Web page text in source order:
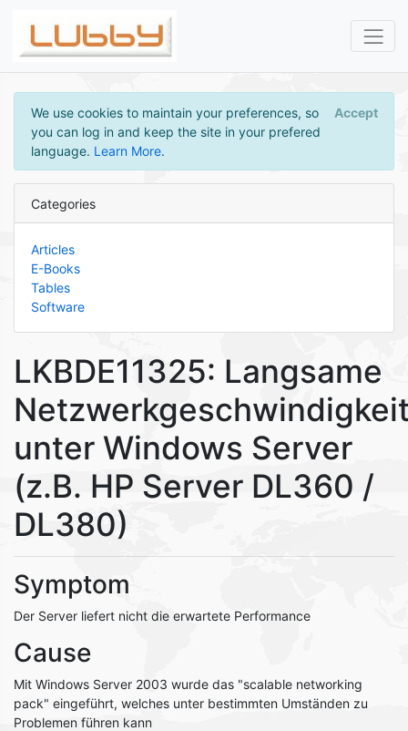
We use cookies to maintain your preferences, so
you can log in and keep the site in your prefered
language. Learn More.
Accept
Categories
Articles
E-Books
Tables
Software
LKBDE11325: Langsame
unter Windows Server
(z.B. HP Server DL360 /
DL380)
Symptom
Der Server liefert nicht die erwartete Performance
Cause
Mit Windows Server 2003 wurde das "scalable networking
pack" eingeführt, welches unter bestimmten Umständen zu
Problemen führen kann